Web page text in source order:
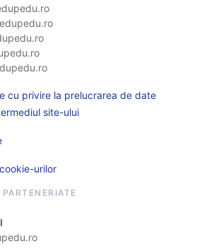
cu privire la prelucrarea de date
site-ului
urilor